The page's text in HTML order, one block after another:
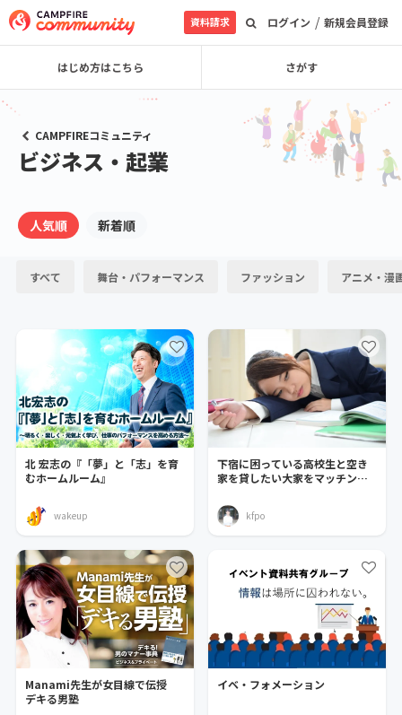
ログイン / 新規会員登録
資料請求
はじめ方はこちら さがす
CAMPFIREコミュニティ
ビジネス・起業
人気順 新着順
すべて 舞台・パフォーマンス ファッション アニメ・漫
北 宏志の『「夢」と「志」を育
むホームルーム』
wakeup
下宿に困っている高校生と空き
家を貸したい大家をマッチング
kfpo
Manami先生が女目線で伝授
デキる男塾
イベ・フォメーション